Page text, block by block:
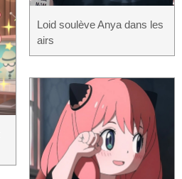
Loid soulève Anya dans les
airs